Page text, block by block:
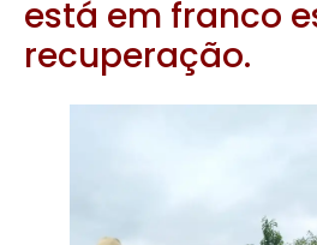
está em franco
recuperação.